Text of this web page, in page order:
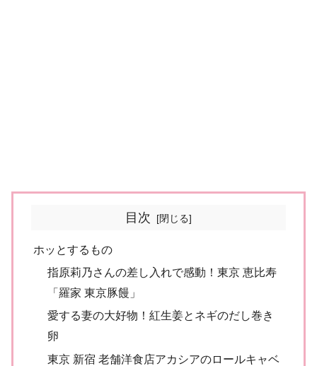
目次
ホッとするもの
指原莉乃さんの差し入れで感動！東京 恵比寿
「羅家 東京豚饅」
愛する妻の大好物！紅生姜とネギのだし巻き
卵
東京 新宿 老舗洋食店アカシアのロールキャベ